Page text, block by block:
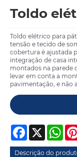
Toldo
Toldo elétrico para
tensão e tecido de
cobertura é ajustada
integração de casa
montados na parede
levar em conta a
pavimentação, e não
Facebook
X
Descrição do